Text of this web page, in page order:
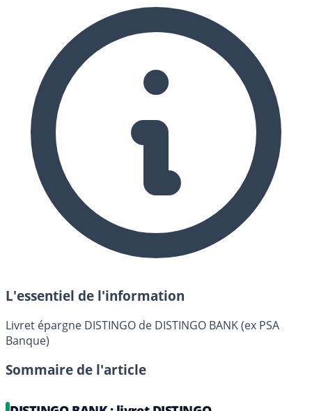
L'essentiel de l'information
Livret épargne DISTINGO de DISTINGO BANK (ex PSA
Banque)
Sommaire de l'article